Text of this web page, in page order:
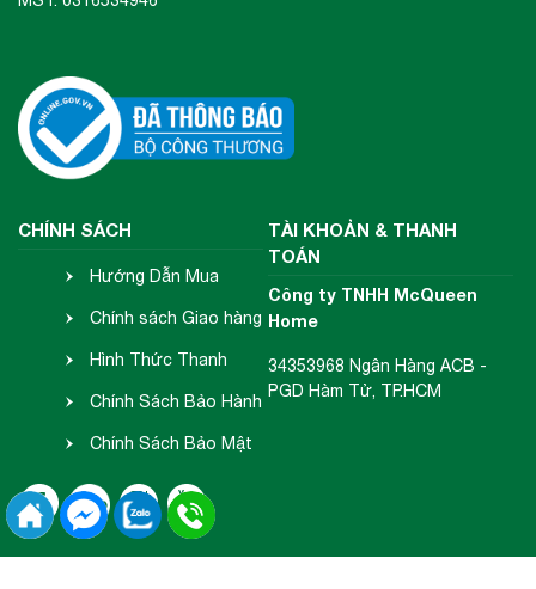
CHÍNH SÁCH
Hướng Dẫn Mua
Hàng
Chính sách Giao hàng
- Nhận hàng
Hình Thức Thanh
Toán
Chính Sách Bảo Hành
- Đổi Trả
Chính Sách Bảo Mật
Thông Tin
TÀI KHOẢN & THANH
TOÁN
Công ty TNHH McQueen
Home
34353968 Ngân Hàng ACB -
PGD Hàm Tử, TP.HCM